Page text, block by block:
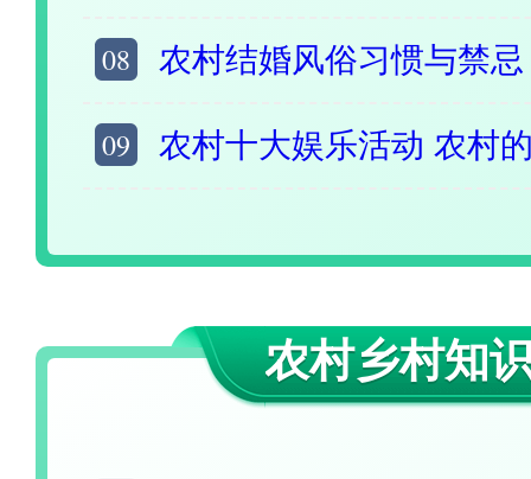
08 农村结婚风俗习惯与禁忌 农村
09 农村十大娱乐活动 农村的娱乐方式有哪
农村乡村知